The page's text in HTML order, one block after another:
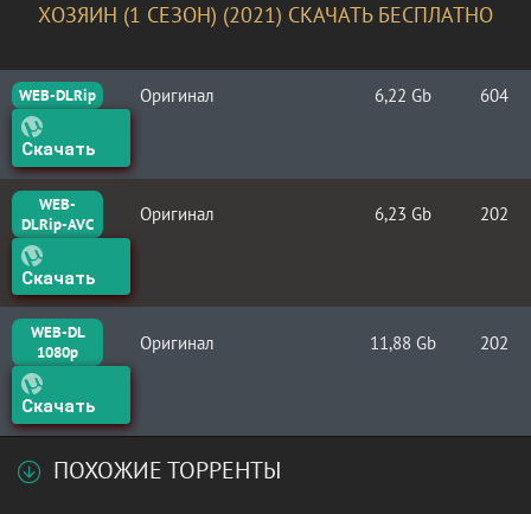
ХОЗЯИН (1 СЕЗОН) (2021) СКАЧАТЬ БЕСПЛАТНО
WEB-DLRip Оригинал 6,22 Gb 604
Скачать
WEB-
DLRip-AVC
Оригинал 6,23 Gb 202
Скачать
WEB-DL
1080p
Оригинал 11,88 Gb 202
Скачать
ПОХОЖИЕ ТОРРЕНТЫ